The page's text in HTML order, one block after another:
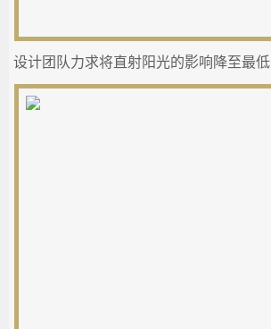
设计团队力求将直射阳光的影响降至最低